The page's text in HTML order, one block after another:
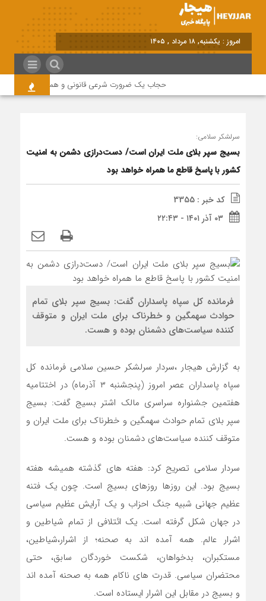
برابر با : Sunday - 9 August - 2026
حجاب یک ضرورت شرعی قانونی و همه در این زمینه
سرلشکر سلامی:
بسیج سپر بلای ملت ایران است/ دست‌درازی دشمن به امنیت
کشور با پاسخ قاطع ما همراه خواهد بود
کد خبر : 3355
۰۳ آذر ۱۴۰۱ - ۲۲:۴۳
فرمانده کل سپاه پاسداران گفت: بسیج سپر بلای تمام
حوادث سهمگین و خطرناک برای ملت ایران و متوقف
کننده سیاست‌های دشمنان بوده و هست.
به گزارش هیجار ،سردار سرلشکر حسین سلامی فرمانده کل
سپاه پاسداران عصر امروز (پنجشنبه ۳ آذرماه) در اختتامیه
هفتمین جشنواره سراسری مالک اشتر بسیج گفت: بسیج
سپر بلای تمام حوادث سهمگین و خطرناک برای ملت ایران و
متوقف کننده سیاست‌های دشمنان بوده و هست.
سردار سلامی تصریح کرد: هفته های گذشته همیشه هفته
بسیج بود. این روزها روزهای بسیج است. چون یک فتنه
عظیم جهانی شبیه جنگ احزاب و یک آرایش عظیم سیاسی
در جهان شکل گرفته است. یک ائتلافی از تمام شیاطین و
اشرار عالم. همه آمده اند به صحنه؛ از اشرار،‌شیاطین،‌
مستکبران، بدخواهان،‌ شکست خوردگان سابق، حتی
محتضران سیاسی. قدرت های ناکام همه به صحنه آمده اند
و بسیج در مقابل این اشرار ایستاده است.